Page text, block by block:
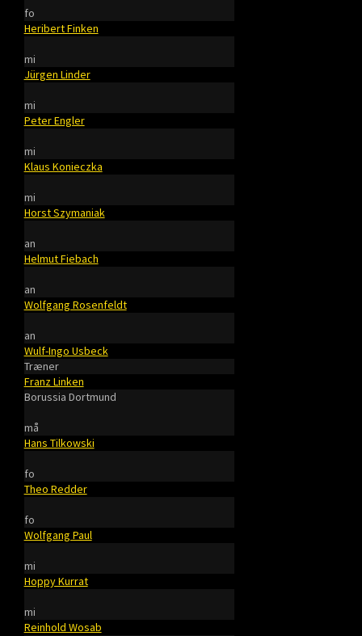
fo
Heribert Finken
mi
Jürgen Linder
mi
Peter Engler
mi
Klaus Konieczka
mi
Horst Szymaniak
an
Helmut Fiebach
an
Wolfgang Rosenfeldt
an
Wulf-Ingo Usbeck
Træner
Franz Linken
Borussia Dortmund
må
Hans Tilkowski
fo
Theo Redder
fo
Wolfgang Paul
mi
Hoppy Kurrat
mi
Reinhold Wosab